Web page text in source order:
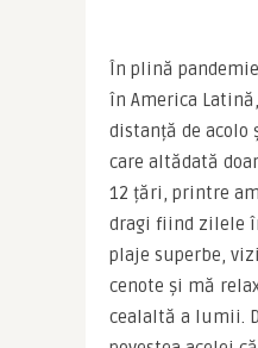
În plină
în America
distanță de
care altădată
12 țări, printre
dragi fiind zilele
plaje superbe,
cenote și mă
cealaltă a lumii.